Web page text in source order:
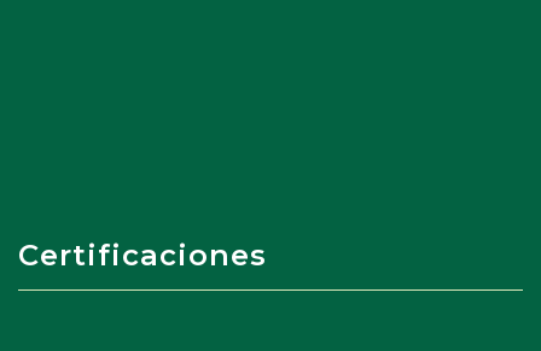
Certificaciones